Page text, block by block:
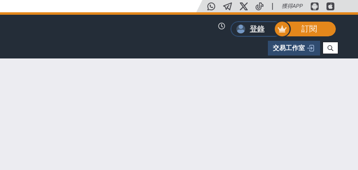
| 獲得APP
登錄
訂閱
交易工作室